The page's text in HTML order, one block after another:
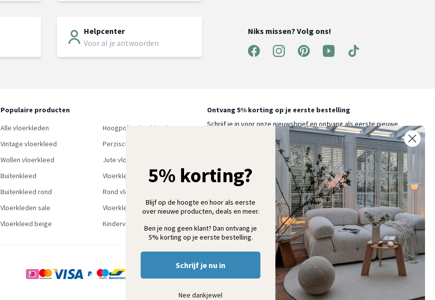
Helpcenter
Voor al je antwoorden
Niks missen? Volg ons!
Populaire producten
Alle vloerkleden
Hoogpolig vloerkleed
Vintage vloerkleed
Perzisch tapijt
Wollen vloerkleed
Jute vloerkleed
Buitenkleed
Vloerkleed groen
Buitenkleed rond
Rond vloerkleed
Vloerkleden sale
Vloerkleden outlet
Vloerkleed beige
Kindervloerkleden
Ontvang 5% korting op je eerste bestelling
Schrijf je in voor onze nieuwsbrief en ontvang als eerste nieuwe
wooninspiratie, collecties en aanbiedingen
Aanmelden
5% korting?
Blijf op de hoogte en hoor als eerste
over nieuwe producten, deals en meer.
Ben je nog geen klant? Dan ontvang je
5% korting op je eerste bestelling.
Schrijf je nu in
Nee dankjewel